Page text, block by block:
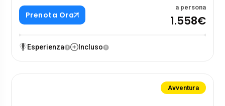
Prenota Ora
a persona
1.558€
Esperienza Incluso
Avventura